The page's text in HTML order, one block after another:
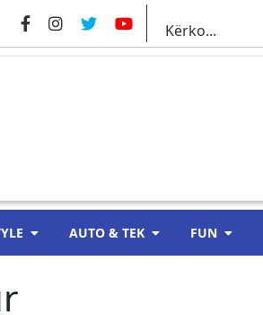
AUTO & TEK FUN